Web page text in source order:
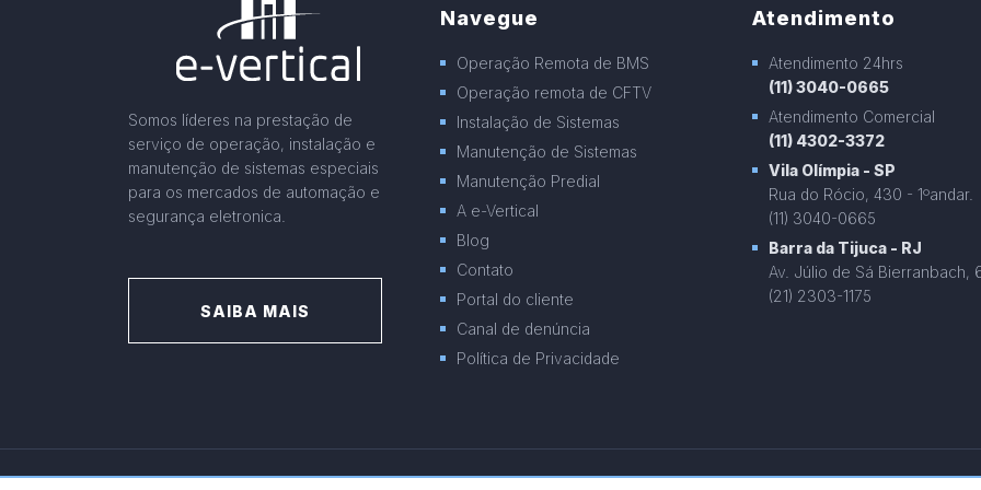
Somos líderes na prestação de
serviço de operação, instalação e
manutenção de sistemas especiais
para os mercados de automação e
segurança eletronica.
SAIBA MAIS
Navegue
Operação Remota de BMS
Operação remota de CFTV
Instalação de Sistemas
Manutenção de Sistemas
Manutenção Predial
A e-Vertical
Blog
Contato
Portal do cliente
Canal de denúncia
Política de Privacidade
Atendimento
Atendimento 24hrs
(11) 3040-0665
Atendimento Comercial
(11) 4302-3372
Vila Olímpia - SP
Rua do Rócio, 430 - 1ºandar.
(11) 3040-0665
Barra da Tijuca - RJ
Av. Júlio de Sá Bierranbach,
(21) 2303-1175